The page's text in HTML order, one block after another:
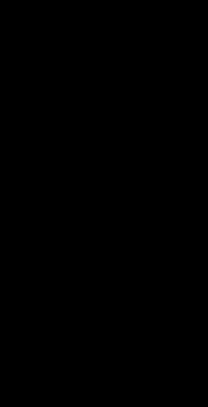
en ordentlig
bort ytlig smuts
i veck och kanter.
rengöring
för att få bort all
med